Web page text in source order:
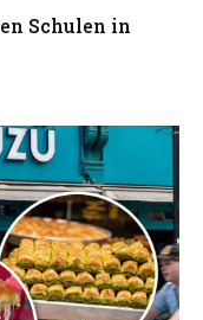
Schulen in